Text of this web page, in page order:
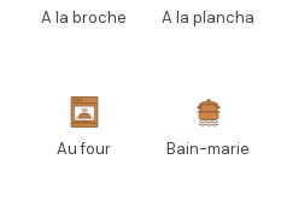
A la broche A la plancha
Au four Bain-marie